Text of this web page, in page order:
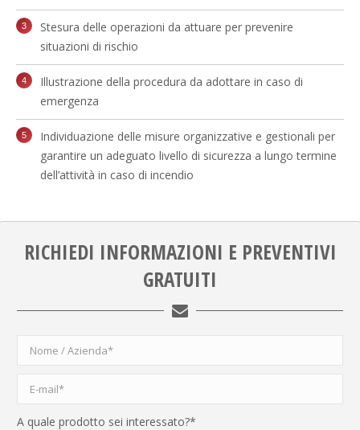
Stesura delle operazioni da attuare per prevenire
situazioni di rischio
Illustrazione della procedura da adottare in caso di
emergenza
Individuazione delle misure organizzative e gestionali per
garantire un adeguato livello di sicurezza a lungo termine
dell’attività in caso di incendio
RICHIEDI INFORMAZIONI E PREVENTIVI
GRATUITI
A quale prodotto sei interessato?*